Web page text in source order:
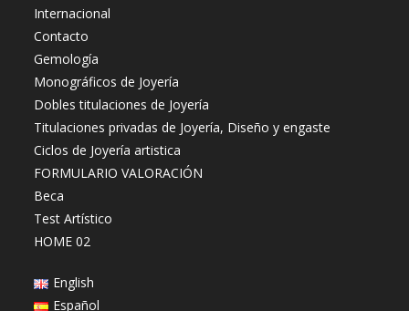
Internacional
Contacto
Gemología
Monográficos de Joyería
Dobles titulaciones de Joyería
Titulaciones privadas de Joyería, Diseño y engaste
Ciclos de Joyería artistica
FORMULARIO VALORACIÓN
Beca
Test Artístico
HOME 02
English
Español